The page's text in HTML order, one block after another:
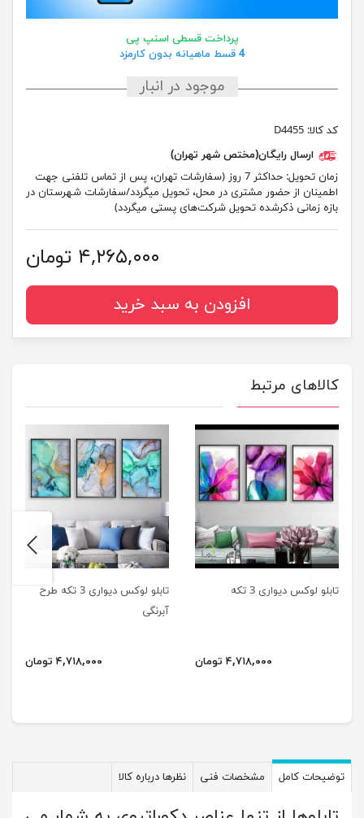
پرداخت قسطی اسنپ پی
4 قسط ماهیانه بدون کارمزد
موجود در انبار
کد کالا: D4455
ارسال رایگان(مختص شهر تهران)
زمان تحویل:
حداکثر 7 روز (سفارشات تهران، پس از تماس تلفنی جهت
اطمینان از حضور مشتری در محل، تحویل میگردد/سفارشات شهرستان در
بازه زمانی ذکرشده تحویل شرکت‌های پستی میگردد)
۴,۲۶۵,۰۰۰ تومان
افزودن به سبد خرید
کالاهای مرتبط
تابلو لوکس دیواری 3 تکه
۴,۷۱۸,۰۰۰ تومان
تابلو لوکس دیواری 3 تکه طرح
آبرنگی
۴,۷۱۸,۰۰۰ تومان
previus
توضیحات کامل مشخصات فنی نظرها درباره کالا